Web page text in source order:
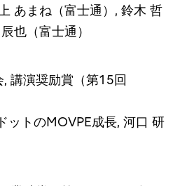
あまね（富士通）, 鈴木 哲
也（富士通）
, 講演奨励賞（第15回
ットのMOVPE成長, 河口 研